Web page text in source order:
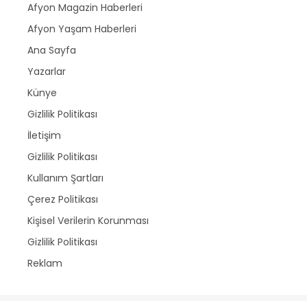
Afyon Magazin Haberleri
Afyon Yaşam Haberleri
Ana Sayfa
Yazarlar
Künye
Gizlilik Politikası
İletişim
Gizlilik Politikası
Kullanım Şartları
Çerez Politikası
Kişisel Verilerin Korunması
Gizlilik Politikası
Reklam